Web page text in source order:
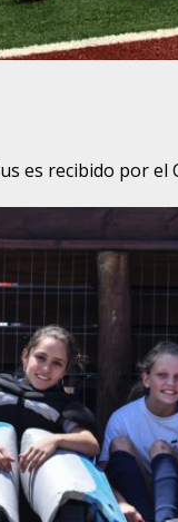
es recibido por el